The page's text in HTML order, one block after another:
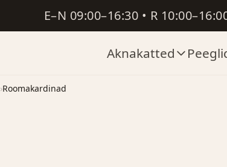
E–N 09:00–16:30 • R
Aknakatted
›Roomakardinad